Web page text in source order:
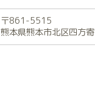
〒861-5515
熊本県熊本市北区四方